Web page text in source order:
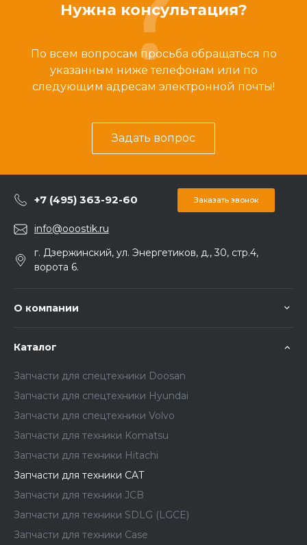
Нужна консультация?
По всем вопросам просьба обращаться по
указанным ниже телефонам или по
следующим адресам электронной почты!
Задать вопрос
+7 (495) 363-92-60 Заказать звонок
info@ooostik.ru
г. Дзержинский, ул. Энергетиков, д., 30, стр.4,
ворота 6.
О компании
Каталог
Запчасти для спецтехники Doosan
Запчасти для спецтехники Hyundai
Запчасти для спецтехники Volvo
Запчасти для техники Komatsu
Запчасти для техники Hitachi
Запчасти для техники CAT
Запчасти для техники JCB
Запчасти для техники SDLG (LGCE)
Запчасти для техники Case